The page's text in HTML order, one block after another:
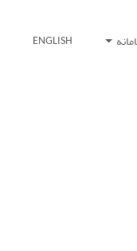
ENGLISH